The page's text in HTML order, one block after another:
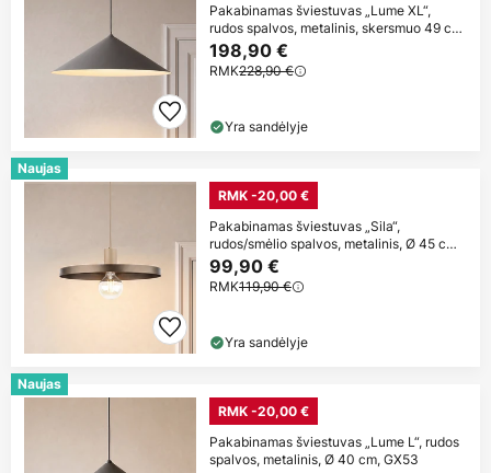
Pakabinamas šviestuvas „Lume XL“,
rudos spalvos, metalinis, skersmuo 49 cm,
GX53
198,90 €
RMK228,90 €
Yra sandėlyje
Naujas
RMK -20,00 €
Pakabinamas šviestuvas „Sila“,
rudos/smėlio spalvos, metalinis, Ø 45 cm,
E27
99,90 €
RMK119,90 €
Yra sandėlyje
Naujas
RMK -20,00 €
Pakabinamas šviestuvas „Lume L“, rudos
spalvos, metalinis, Ø 40 cm, GX53